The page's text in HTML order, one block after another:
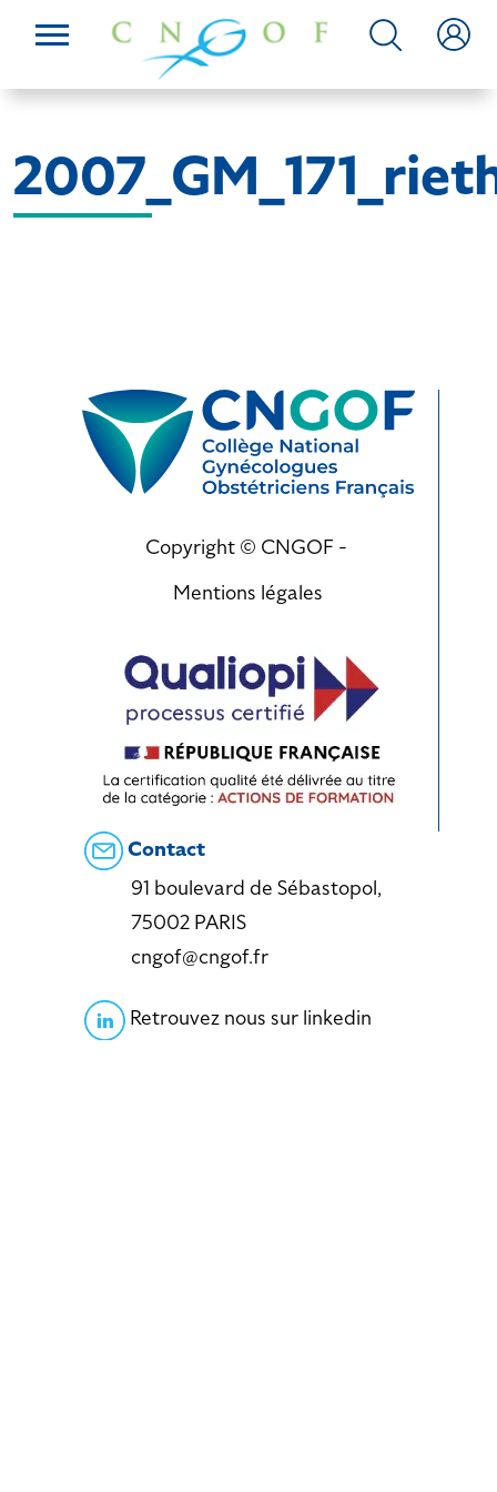
Copyright © CNGOF -
Mentions légales
Contact
91 boulevard de Sébastopol,
75002 PARIS
cngof@cngof.fr
Retrouvez nous sur linkedin